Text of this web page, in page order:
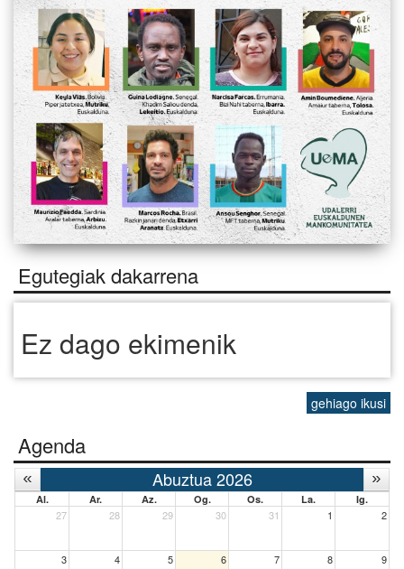
Egutegiak dakarrena
Ez dago ekimenik
gehiago ikusi
Agenda
Abuztua 2026
Al. Ar. Az. Og. Os. La. Ig.
27 28 29 30 31 1 2
3 4 5 6 7 8 9